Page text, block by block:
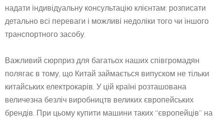
надати індивідуальну консультацію клієнтам: розписати
детально всі переваги і можливі недоліки того чи іншого
транспортного засобу.
Важливий сюрприз для багатьох наших співгромадян
полягає в тому, що Китай займається випуском не тільки
китайських електрокарів. У цій країні розташована
величезна безліч виробництв великих європейських
брендів. При цьому купити машини таких “європейців” на